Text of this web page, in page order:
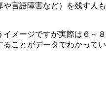
や言語障害など）を残す人も
メージですが実際は６～８
ることがデータでわかってい